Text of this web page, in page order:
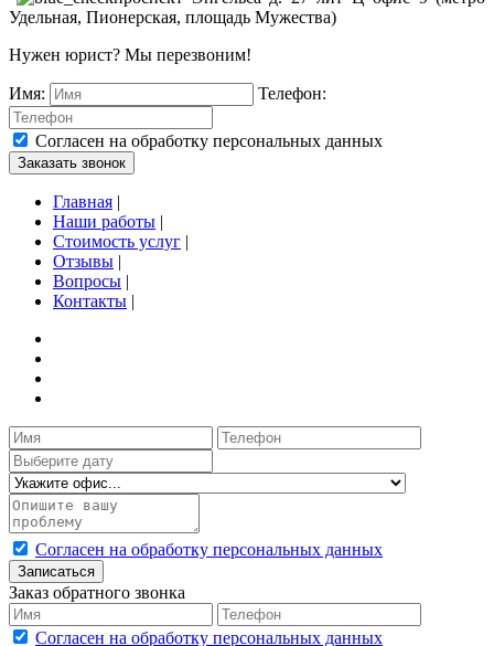
Удельная, Пионерская, площадь Мужества)
Нужен юрист? Мы перезвоним!
Имя: Телефон:
Согласен на обработку персональных данных
Заказать звонок
Главная |
Наши работы |
Стоимость услуг |
Отзывы |
Вопросы |
Контакты |
Согласен на обработку персональных данных
Записаться
Заказ обратного звонка
Согласен на обработку персональных данных